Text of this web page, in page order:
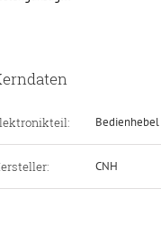
Bedienhebel
CNH